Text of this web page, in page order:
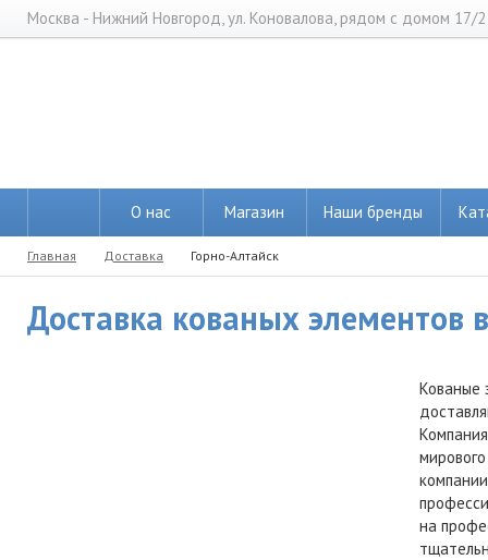
Москва - Нижний Новгород, ул. Коновалова, рядом с домом 17/2
О нас Магазин Наши бренды
Главная Доставка Горно-Алтайск
Доставка кованых элементов
Кованые
на